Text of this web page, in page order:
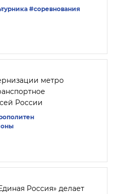
#соревнования
метро
России
Россия» делает